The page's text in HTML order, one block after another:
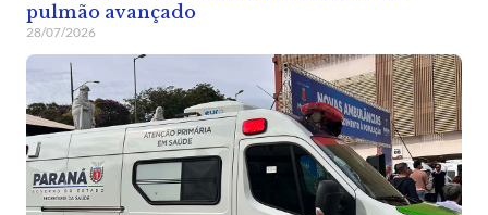
pulmão avançado
28/07/2026